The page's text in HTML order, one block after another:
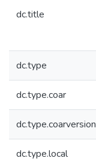
dc.title
dc.type
dc.type.coar
dc.type.coarversion
dc.type.local